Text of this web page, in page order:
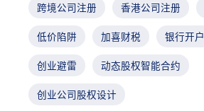
跨境公司注册 香港公司注册
低价陷阱 加喜财税 银行开户
创业避雷 动态股权智能合约
创业公司股权设计